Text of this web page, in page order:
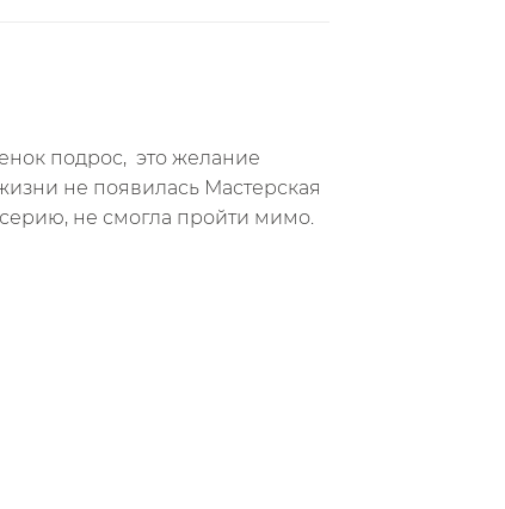
подрос, это желание
не появилась Мастерская
не смогла пройти мимо.